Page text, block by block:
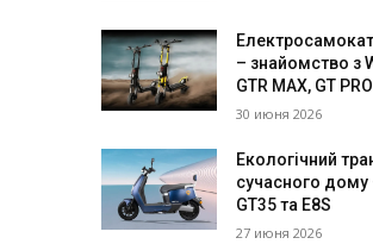
– знайомство з
GTR MAX, GT
30 июня 2026
Екологічний
сучасного дому
GT35 та E8S
27 июня 2026